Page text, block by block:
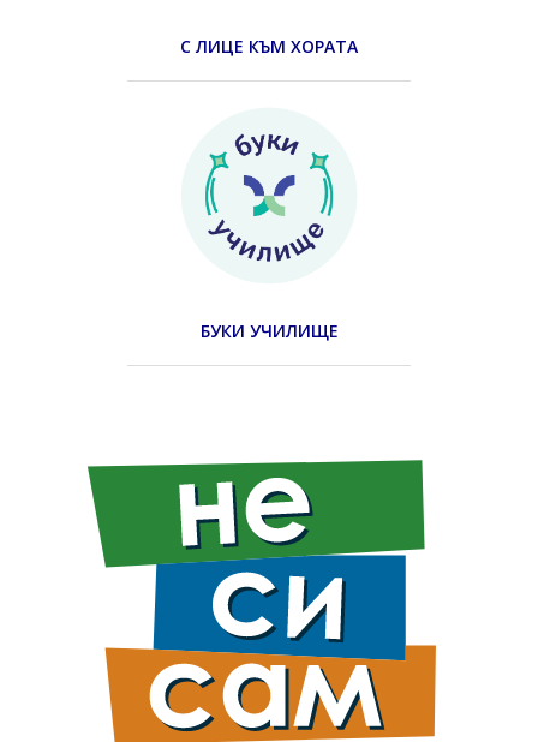
С ЛИЦЕ КЪМ ХОРАТА
БУКИ УЧИЛИЩЕ